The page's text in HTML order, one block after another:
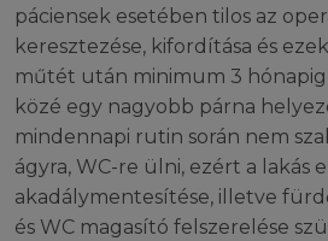
páciensek esetében tilos az
keresztezése, kifordítása és
műtét után minimum 3 hónapig
közé egy nagyobb párna
mindennapi rutin során nem
ágyra, WC-re ülni, ezért a lakás
akadálymentesítése, illetve
és WC magasító felszerelése